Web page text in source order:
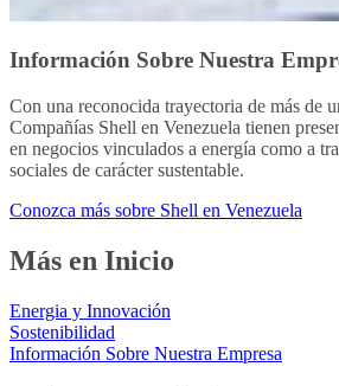
Información Sobre Nuestra
Con una reconocida trayectoria de más de
Compañías Shell en Venezuela tienen
en negocios vinculados a energía como a
sociales de carácter sustentable.
Conozca más sobre Shell en Venezuela
Más en Inicio
Energia y Innovación
Sostenibilidad
Información Sobre Nuestra Empresa